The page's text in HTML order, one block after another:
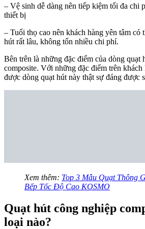
– Vệ sinh dễ dàng nên tiếp kiệm tối đa chi
thiết bị
– Tuổi thọ cao nên khách hàng yên tâm có
hút rất lâu, không tốn nhiều chi phí.
Bên trên là những đặc điểm của dòng quạt
composite. Với những đặc điểm trên khách
được dòng quạt hút này thật sự đáng được
Xem thêm: Top 3 Mẫu Quạt Thông
Bếp Tốc Độ Cao KOSMO
Quạt hút công nghiệp
loại nào?